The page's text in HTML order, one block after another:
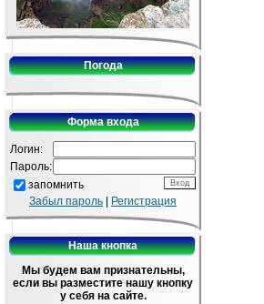
Погода
Форма входа
Логин:
Пароль:
запомнить
Забыл пароль
Регистрация
Наша кнопка
Мы будем вам признательны,
если вы разместите нашу кнопку
у себя на сайте.